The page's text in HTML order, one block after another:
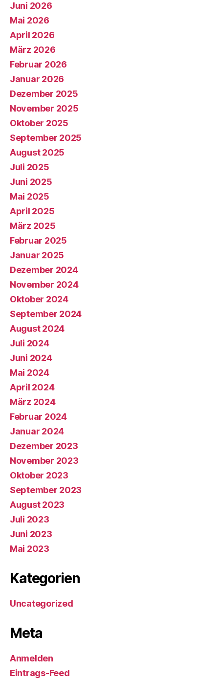
Juni 2026
Mai 2026
April 2026
März 2026
Februar 2026
Januar 2026
Dezember 2025
November 2025
Oktober 2025
September 2025
August 2025
Juli 2025
Juni 2025
Mai 2025
April 2025
März 2025
Februar 2025
Januar 2025
Dezember 2024
November 2024
Oktober 2024
September 2024
August 2024
Juli 2024
Juni 2024
Mai 2024
April 2024
März 2024
Februar 2024
Januar 2024
Dezember 2023
November 2023
Oktober 2023
September 2023
August 2023
Juli 2023
Juni 2023
Mai 2023
Kategorien
Uncategorized
Meta
Anmelden
Eintrags-Feed